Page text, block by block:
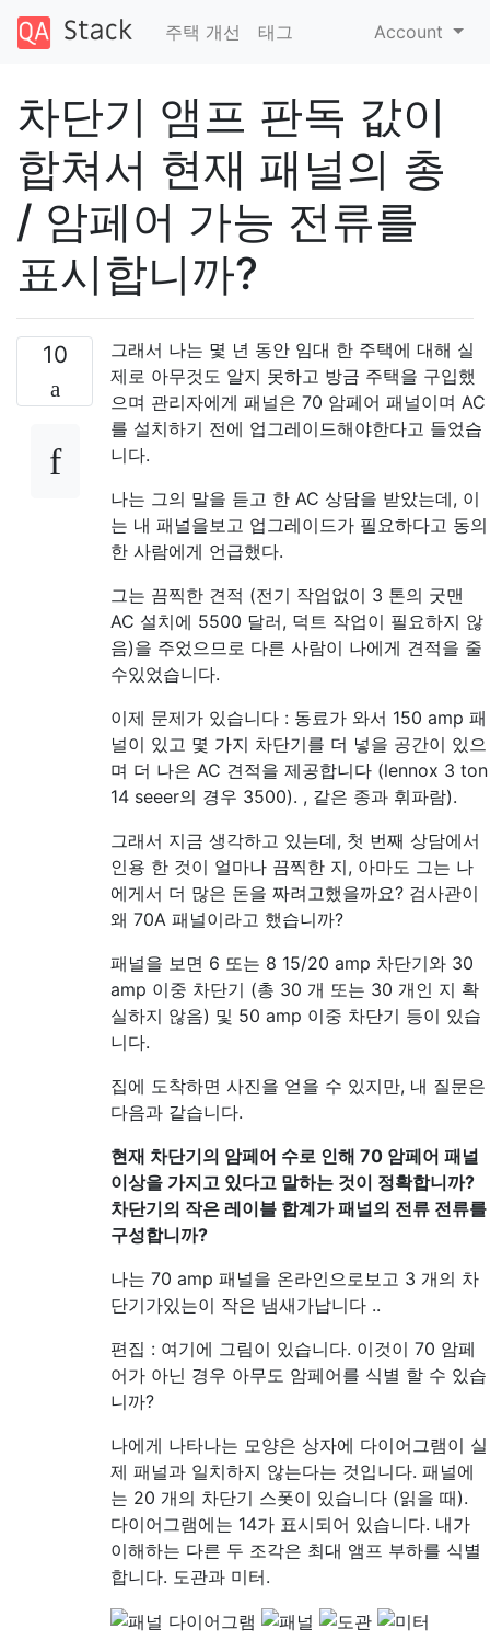
주택 개선 태그 Account
차단기 앰프 판독 값이
합쳐서 현재 패널의 총
/ 암페어 가능 전류를
표시합니까?
10
그래서 나는 몇 년 동안 임대 한 주택에 대해 실
제로 아무것도 알지 못하고 방금 주택을 구입했
으며 관리자에게 패널은 70 암페어 패널이며 AC
를 설치하기 전에 업그레이드해야한다고 들었습
니다.
나는 그의 말을 듣고 한 AC 상담을 받았는데, 이
는 내 패널을보고 업그레이드가 필요하다고 동의
한 사람에게 언급했다.
그는 끔찍한 견적 (전기 작업없이 3 톤의 굿맨
AC 설치에 5500 달러, 덕트 작업이 필요하지 않
음)을 주었으므로 다른 사람이 나에게 견적을 줄
수있었습니다.
이제 문제가 있습니다 : 동료가 와서 150 amp 패
널이 있고 몇 가지 차단기를 더 넣을 공간이 있으
며 더 나은 AC 견적을 제공합니다 (lennox 3 ton
14 seeer의 경우 3500). , 같은 종과 휘파람).
그래서 지금 생각하고 있는데, 첫 번째 상담에서
인용 한 것이 얼마나 끔찍한 지, 아마도 그는 나
에게서 더 많은 돈을 짜려고했을까요? 검사관이
왜 70A 패널이라고 했습니까?
패널을 보면 6 또는 8 15/20 amp 차단기와 30
amp 이중 차단기 (총 30 개 또는 30 개인 지 확
실하지 않음) 및 50 amp 이중 차단기 등이 있습
니다.
집에 도착하면 사진을 얻을 수 있지만, 내 질문은
다음과 같습니다.
현재 차단기의 암페어 수로 인해 70 암페어 패널
이상을 가지고 있다고 말하는 것이 정확합니까?
차단기의 작은 레이블 합계가 패널의 전류 전류를
구성합니까?
나는 70 amp 패널을 온라인으로보고 3 개의 차
단기가있는이 작은 냄새가납니다 ..
편집 : 여기에 그림이 있습니다. 이것이 70 암페
어가 아닌 경우 아무도 암페어를 식별 할 수 있습
니까?
나에게 나타나는 모양은 상자에 다이어그램이 실
제 패널과 일치하지 않는다는 것입니다. 패널에
는 20 개의 차단기 스폿이 있습니다 (읽을 때).
다이어그램에는 14가 표시되어 있습니다. 내가
이해하는 다른 두 조각은 최대 앰프 부하를 식별
합니다. 도관과 미터.